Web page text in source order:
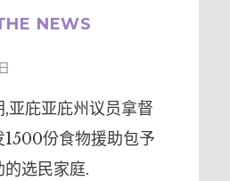
NEWS
亚庇亚庇州议员拿督
份食物援助包予
选民家庭.